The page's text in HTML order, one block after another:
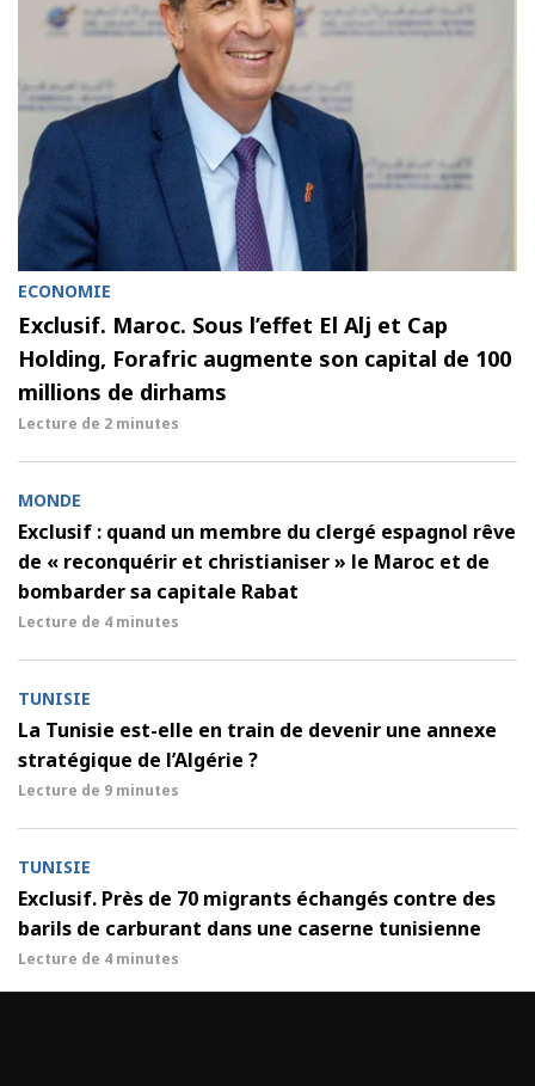
ECONOMIE
Exclusif. Maroc. Sous l’effet El Alj et Cap
Holding, Forafric augmente son capital de 100
millions de dirhams
Lecture de 2 minutes
MONDE
Exclusif : quand un membre du clergé espagnol rêve
de « reconquérir et christianiser » le Maroc et de
bombarder sa capitale Rabat
Lecture de 4 minutes
TUNISIE
La Tunisie est-elle en train de devenir une annexe
stratégique de l’Algérie ?
Lecture de 9 minutes
TUNISIE
Exclusif. Près de 70 migrants échangés contre des
barils de carburant dans une caserne tunisienne
Lecture de 4 minutes